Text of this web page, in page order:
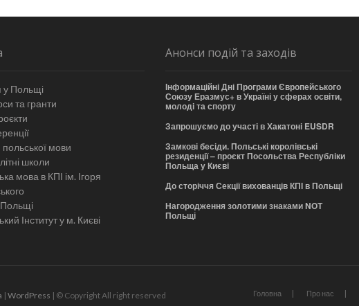
у Польщі
та гранти
мови
школи
мова в КПІ ім. Ігоря
Інститут у м. Києві
Анонси подій та заходів
Інформаційні Дні Програми Європейського
Союзу Еразмус+ в Україні у сферах освіти,
молоді та спорту
Запрошуємо до участі в Хакатоні EUSDR
Замкові бесіди. Польські королівські
резиденції – проєкт Посольства Республіки
Польща у Києві
До сторіччя Секції вихованців КПІ в Польщі
Нагородження золотими знаками NOT
Польщі
Головна Про нас
| WordPress | © Copyright All right reserved